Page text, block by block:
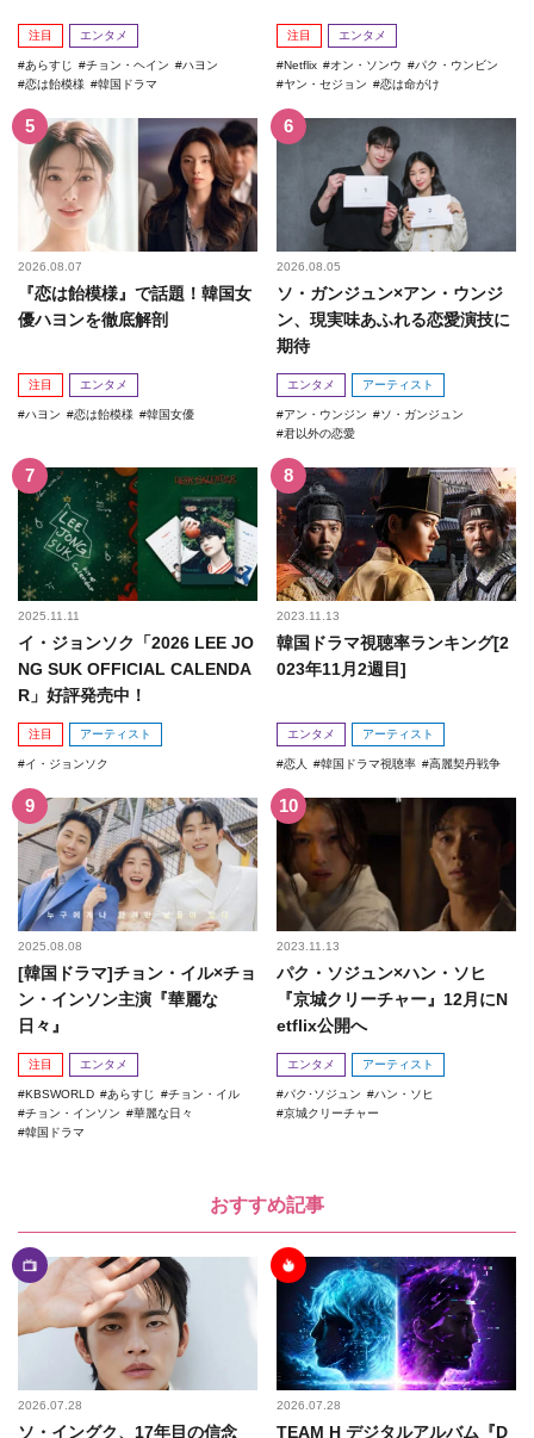
注目 エンタメ
あらすじ チョン・ヘイン
ハヨン
恋は飴模様
韓国ドラマ
注目 エンタメ
Netflix オン・ソンウ
パク・ウンビン
ヤン・セジョン
恋は命がけ
2026.08.07
『恋は飴模様』で話題！韓国女
優ハヨンを徹底解剖
注目 エンタメ
ハヨン 恋は飴模様 韓国女優
2026.08.05
ソ・ガンジュン×アン・ウンジ
ン、現実味あふれる恋愛演技に
期待
エンタメ アーティスト
アン・ウンジン
ソ・ガンジュン
君以外の恋愛
2025.11.11
イ・ジョンソク「2026 LEE JO
NG SUK OFFICIAL CALENDA
R」好評発売中！
注目 アーティスト
イ・ジョンソク
2023.11.13
韓国ドラマ視聴率ランキング[2
023年11月2週目]
エンタメ アーティスト
恋人 韓国ドラマ視聴率 高麗契丹戦争
2025.08.08
[韓国ドラマ]チョン・イル×チョ
ン・インソン主演『華麗な
日々』
注目 エンタメ
KBSWORLD あらすじ
チョン・イル
チョン・インソン
華麗な日々
韓国ドラマ
2023.11.13
パク・ソジュン×ハン・ソヒ
『京城クリーチャー』12月にN
etflix公開へ
エンタメ アーティスト
パク･ソジュン
ハン・ソヒ
京城クリーチャー
おすすめ記事
2026.07.28
ソ・イングク、17年目の信念
2026.07.28
TEAM H デジタルアルバム『D